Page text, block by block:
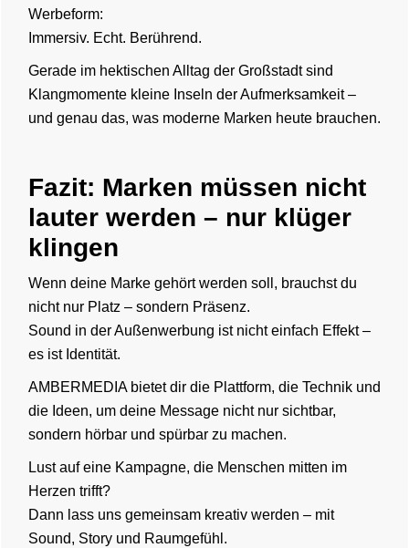
Werbeform:
Immersiv. Echt. Berührend.
Gerade im hektischen Alltag der Großstadt sind
Klangmomente kleine Inseln der Aufmerksamkeit –
und genau das, was moderne Marken heute brauchen.
Fazit: Marken müssen nicht
lauter werden – nur klüger
klingen
Wenn deine Marke gehört werden soll, brauchst du
nicht nur Platz – sondern Präsenz.
Sound in der Außenwerbung ist nicht einfach Effekt –
es ist Identität.
AMBERMEDIA bietet dir die Plattform, die Technik und
die Ideen, um deine Message nicht nur sichtbar,
sondern hörbar und spürbar zu machen.
Lust auf eine Kampagne, die Menschen mitten im
Herzen trifft?
Dann lass uns gemeinsam kreativ werden – mit
Sound, Story und Raumgefühl.